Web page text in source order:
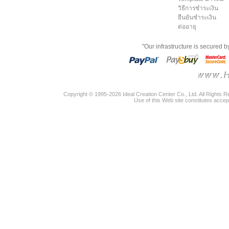
วิธีการชำระเงิน
ยืนยันชำระเงิน
ต่ออายุ
"Our infrastructure is secured
Copyright © 1995-2026 Ideal Creation Center Co., Ltd. All Rights
Use of this Web site constitutes